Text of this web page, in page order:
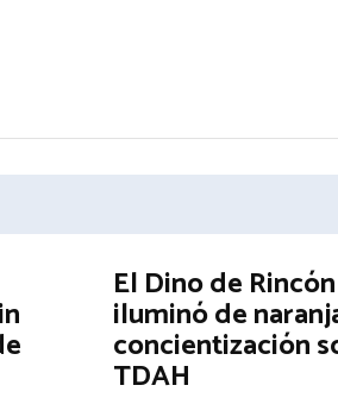
El Dino de
iluminó de
concientización
TDAH